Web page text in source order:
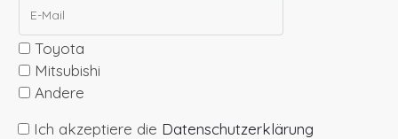
Toyota
Mitsubishi
Andere
Ich akzeptiere die Datenschutzerklärung